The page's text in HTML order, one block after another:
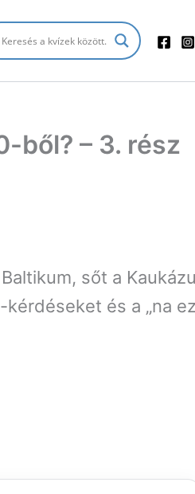
ből? – 3. rész
sőt a
és a „na